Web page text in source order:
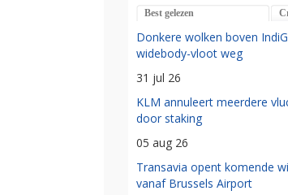
Best gelezen
Donkere wolken boven
widebody-vloot weg
31 jul 26
KLM annuleert meerdere
door staking
05 aug 26
Transavia opent komende
vanaf Brussels Airport